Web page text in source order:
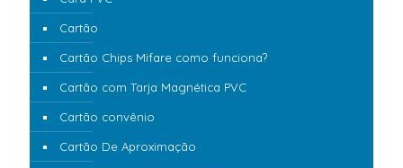
Cartão
Cartão Chips Mifare como funciona?
Cartão com Tarja Magnética PVC
Cartão convênio
Cartão De Aproximação